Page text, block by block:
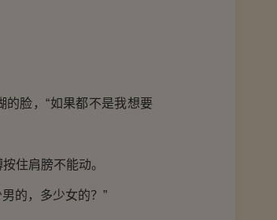
脸，“如果都不是我想要
住肩膀不能动。
的，多少女的？”